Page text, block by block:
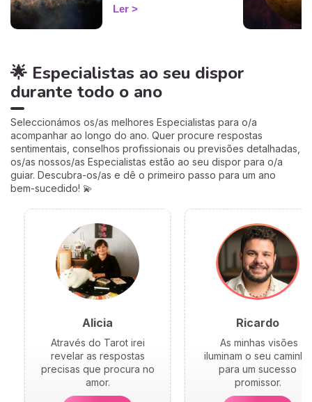
agitação mental de Gémeos
Muitos astrólogos
desprezam este trânsito por
o acharem «fraco»… mas eu
talvez um dos mais
profundamente humanos do
ano. Siga-me: o seu
coração vai perceber. 💛
Ler
🌟 Especialistas ao seu dispor
durante todo o ano
Seleccionámos os/as melhores Especialistas para o/a
acompanhar ao longo do ano. Quer procure respostas
sentimentais, conselhos profissionais ou previsões detalhadas,
os/as nossos/as Especialistas estão ao seu dispor para o/a
guiar. Descubra-os/as e dê o primeiro passo para um ano
bem-sucedido! 💫
Alicia
Através do Tarot irei
revelar as respostas
precisas que procura no
amor.
Ricardo
As minhas visões
iluminam o seu caminho
para um sucesso
promissor.